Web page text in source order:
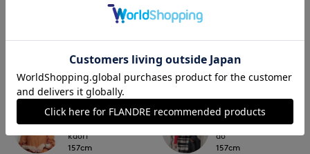
I.T.'S. international
那覇メインプレイスI.T.'S.international
kaori
157cm
NEW
INED
岡山天満屋SUPERIORCLOSET
ao
157cm